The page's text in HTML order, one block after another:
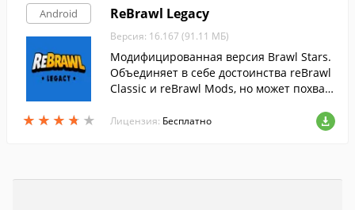
Android
★ ★ ★ ★ ★
★ ★ ★ ★ ★
ReBrawl Legacy
Версия: 16.167 (91.11 МБ)
Модифицированная версия Brawl Stars.
Объединяет в себе достоинства reBrawl
Classic и reBrawl Mods, но может похвас
х мобильных устройств.
Лицензия: Бесплатно